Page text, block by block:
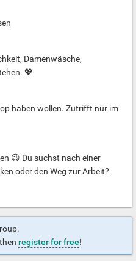
Damenwäsche,
💖
haben wollen. Zutrifft nur im
😉 Du suchst nach einer
oder den Weg zur Arbeit?
register for free!